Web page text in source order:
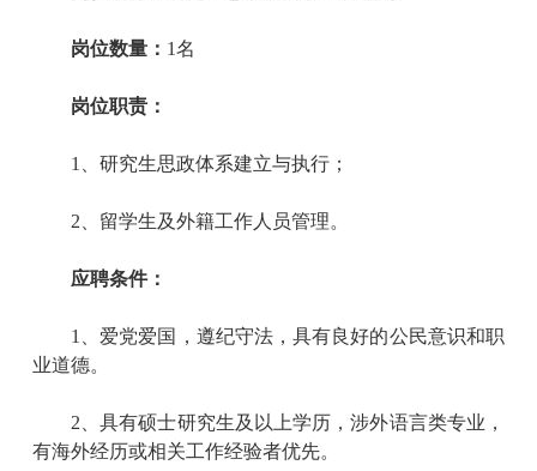
岗位数量： 1名
岗位职责：
1 研究生思政体系建立与执行 ；
2 、留学生及外籍工作人员管理。
应聘条件：
1
、爱党爱国，遵纪守法，具有良好的公民意识和职
业道德。
2 、具有硕士研究生及以上学历，涉外语言类专业 ，
有海外经历或相关工作经验者优先。